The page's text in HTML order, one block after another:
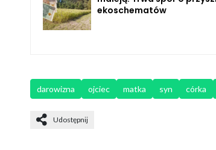
ekoschematów
darowizna ojciec matka syn córka
Udostępnij